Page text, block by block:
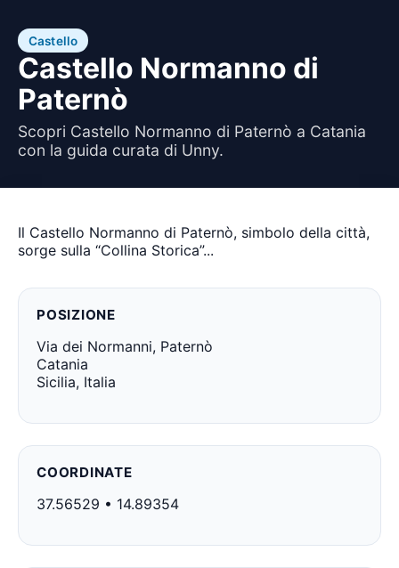
Castello
Castello Normanno di
Paternò
Scopri Castello Normanno di Paternò a Catania
con la guida curata di Unny.
Il Castello Normanno di Paternò, simbolo della città,
sorge sulla “Collina Storica”...
POSIZIONE
Via dei Normanni, Paternò
Catania
Sicilia, Italia
COORDINATE
37.56529 • 14.89354